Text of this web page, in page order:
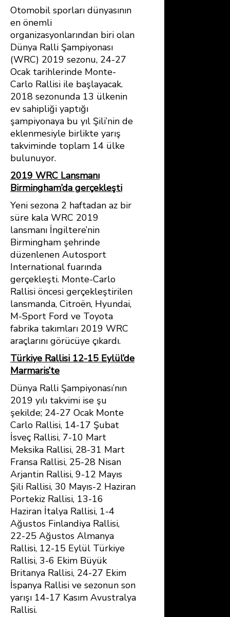
Otomobil sporları dünyasının
en önemli
organizasyonlarından biri olan
Dünya Ralli Şampiyonası
(WRC) 2019 sezonu, 24-27
Ocak tarihlerinde Monte-
Carlo Rallisi ile başlayacak.
2018 sezonunda 13 ülkenin
ev sahipliği yaptığı
şampiyonaya bu yıl Şili’nin de
eklenmesiyle birlikte yarış
takviminde toplam 14 ülke
bulunuyor.
2019 WRC Lansmanı
Birmingham’da gerçekleşti
Yeni sezona 2 haftadan az bir
süre kala WRC 2019
lansmanı İngiltere’nin
Birmingham şehrinde
düzenlenen Autosport
International fuarında
gerçekleşti. Monte-Carlo
Rallisi öncesi gerçekleştirilen
lansmanda, Citroën, Hyundai,
M-Sport Ford ve Toyota
fabrika takımları 2019 WRC
araçlarını görücüye çıkardı.
Türkiye Rallisi 12-15 Eylül’de
Marmaris’te
Dünya Ralli Şampiyonası’nın
2019 yılı takvimi ise şu
şekilde; 24-27 Ocak Monte
Carlo Rallisi, 14-17 Şubat
İsveç Rallisi, 7-10 Mart
Meksika Rallisi, 28-31 Mart
Fransa Rallisi, 25-28 Nisan
Arjantin Rallisi, 9-12 Mayıs
Şili Rallisi, 30 Mayıs-2 Haziran
Portekiz Rallisi, 13-16
Haziran İtalya Rallisi, 1-4
Ağustos Finlandiya Rallisi,
22-25 Ağustos Almanya
Rallisi, 12-15 Eylül Türkiye
Rallisi, 3-6 Ekim Büyük
Britanya Rallisi, 24-27 Ekim
İspanya Rallisi ve sezonun son
yarışı 14-17 Kasım Avustralya
Rallisi.